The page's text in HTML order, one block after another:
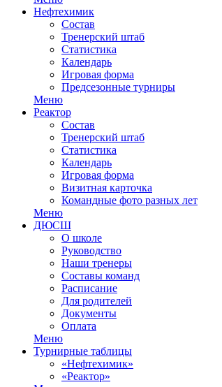
Нефтехимик
Состав
Тренерский штаб
Статистика
Календарь
Игровая форма
Предсезонные турниры
Меню
Реактор
Состав
Тренерский штаб
Статистика
Календарь
Игровая форма
Визитная карточка
Командные фото разных лет
Меню
ДЮСШ
О школе
Руководство
Наши тренеры
Составы команд
Расписание
Для родителей
Документы
Оплата
Меню
Турнирные таблицы
«Нефтехимик»
«Реактор»